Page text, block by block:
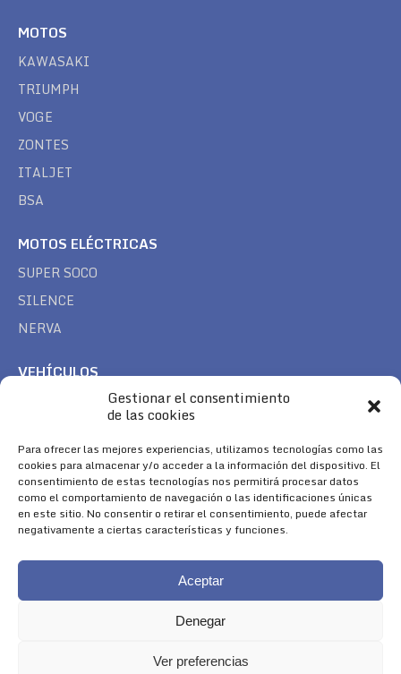
Gestionar el consentimiento
de las cookies
Para ofrecer las mejores experiencias, utilizamos tecnologías como las
cookies para almacenar y/o acceder a la información del dispositivo. El
consentimiento de estas tecnologías nos permitirá procesar datos
como el comportamiento de navegación o las identificaciones únicas
en este sitio. No consentir o retirar el consentimiento, puede afectar
negativamente a ciertas características y funciones.
Aceptar
Denegar
Ver preferencias
MOTOS
KAWASAKI
TRIUMPH
VOGE
ZONTES
ITALJET
BSA
MOTOS ELÉCTRICAS
SUPER SOCO
SILENCE
NERVA
VEHÍCULOS
TREK
SÍGUENOS
Encuéntranos en:
Facebook
page
YouTube
page
Instagram
page